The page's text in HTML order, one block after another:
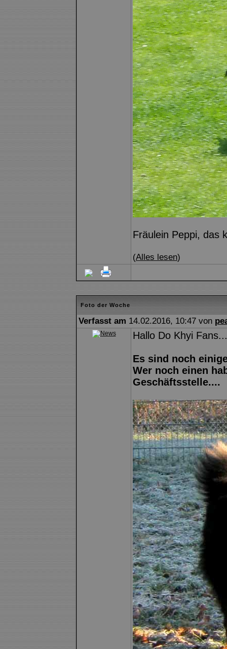
Fräulein Peppi, das
(Alles lesen)
Foto der Woche
Verfasst am 14.02.2016, 10:47 von
Hallo Do Khyi Fans...
Es sind noch
Wer noch einen
Geschäftsstelle....